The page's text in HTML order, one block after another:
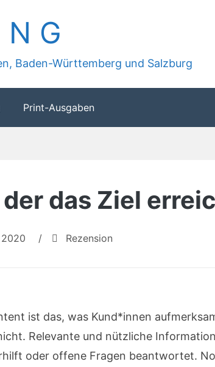
G
Baden-Württemberg und Salzburg
Print-Ausgaben
das Ziel
2020 / Rezension
ist das, was Kund*innen
Relevante und nützliche
oder offene Fragen beantwortet.